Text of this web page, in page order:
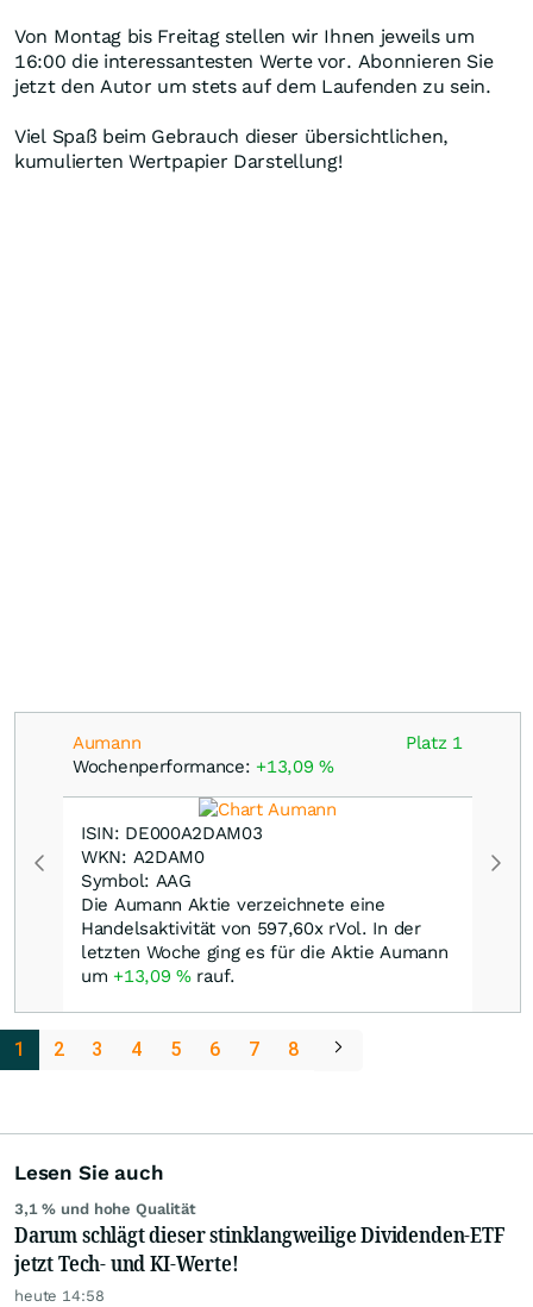
Von Montag bis Freitag stellen wir Ihnen jeweils um
16:00 die interessantesten Werte vor. Abonnieren Sie
jetzt den Autor um stets auf dem Laufenden zu sein.
Viel Spaß beim Gebrauch dieser übersichtlichen,
kumulierten Wertpapier Darstellung!
Aumann
Wochenperformance: +13,09%
Platz 1
ISIN: DE000A2DAM03
WKN: A2DAM0
Symbol: AAG
Die Aumann Aktie verzeichnete eine
Handelsaktivität von 597,60x rVol. In der
letzten Woche ging es für die Aktie Aumann
um +13,09%rauf.
1 2 3 4 5 6 7 8
Lesen Sie auch
3,1 % und hohe Qualität
Darum schlägt dieser stinklangweilige Dividenden-ETF
jetzt Tech- und KI-Werte!
heute 14:58